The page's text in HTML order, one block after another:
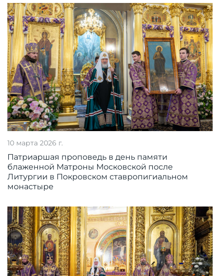
10 марта 2026 г.
Патриаршая проповедь в день памяти
блаженной Матроны Московской после
Литургии в Покровском ставропигиальном
монастыре